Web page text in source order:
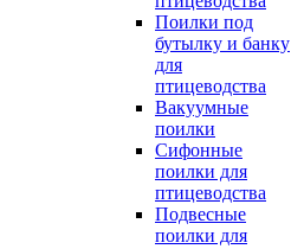
Поилки под
бутылку и банку
для
птицеводства
Вакуумные
поилки
Сифонные
поилки для
птицеводства
Подвесные
поилки для